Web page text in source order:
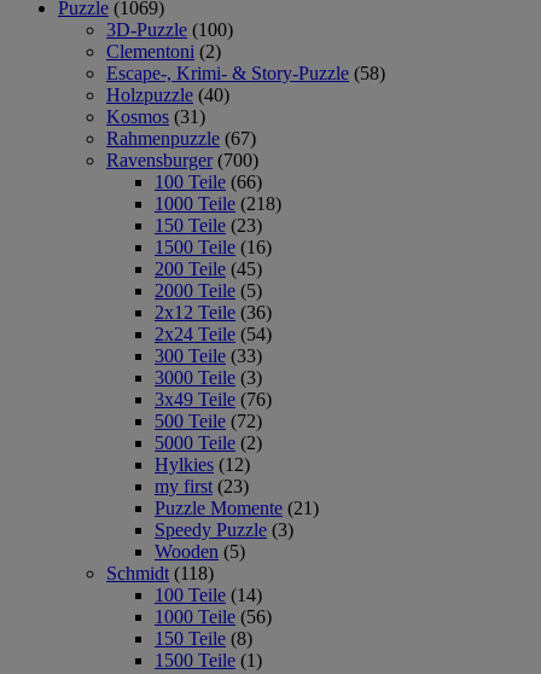
Puzzle (1069)
3D-Puzzle (100)
Clementoni (2)
Escape-, Krimi- & Story-Puzzle (58)
Holzpuzzle (40)
Kosmos (31)
Rahmenpuzzle (67)
Ravensburger (700)
100 Teile (66)
1000 Teile (218)
150 Teile (23)
1500 Teile (16)
200 Teile (45)
2000 Teile (5)
2x12 Teile (36)
2x24 Teile (54)
300 Teile (33)
3000 Teile (3)
3x49 Teile (76)
500 Teile (72)
5000 Teile (2)
Hylkies (12)
my first (23)
Puzzle Momente (21)
Speedy Puzzle (3)
Wooden (5)
Schmidt (118)
100 Teile (14)
1000 Teile (56)
150 Teile (8)
1500 Teile (1)